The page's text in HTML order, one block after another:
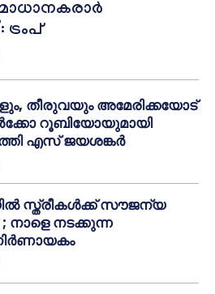
തീരുവയും അമേരിക്കയോട്
റൂബിയോയുമായി
എസ് ജയശങ്കർ
സ്ത്രീകൾക്ക് സൗജന്യ
നാളെ നടക്കുന്ന